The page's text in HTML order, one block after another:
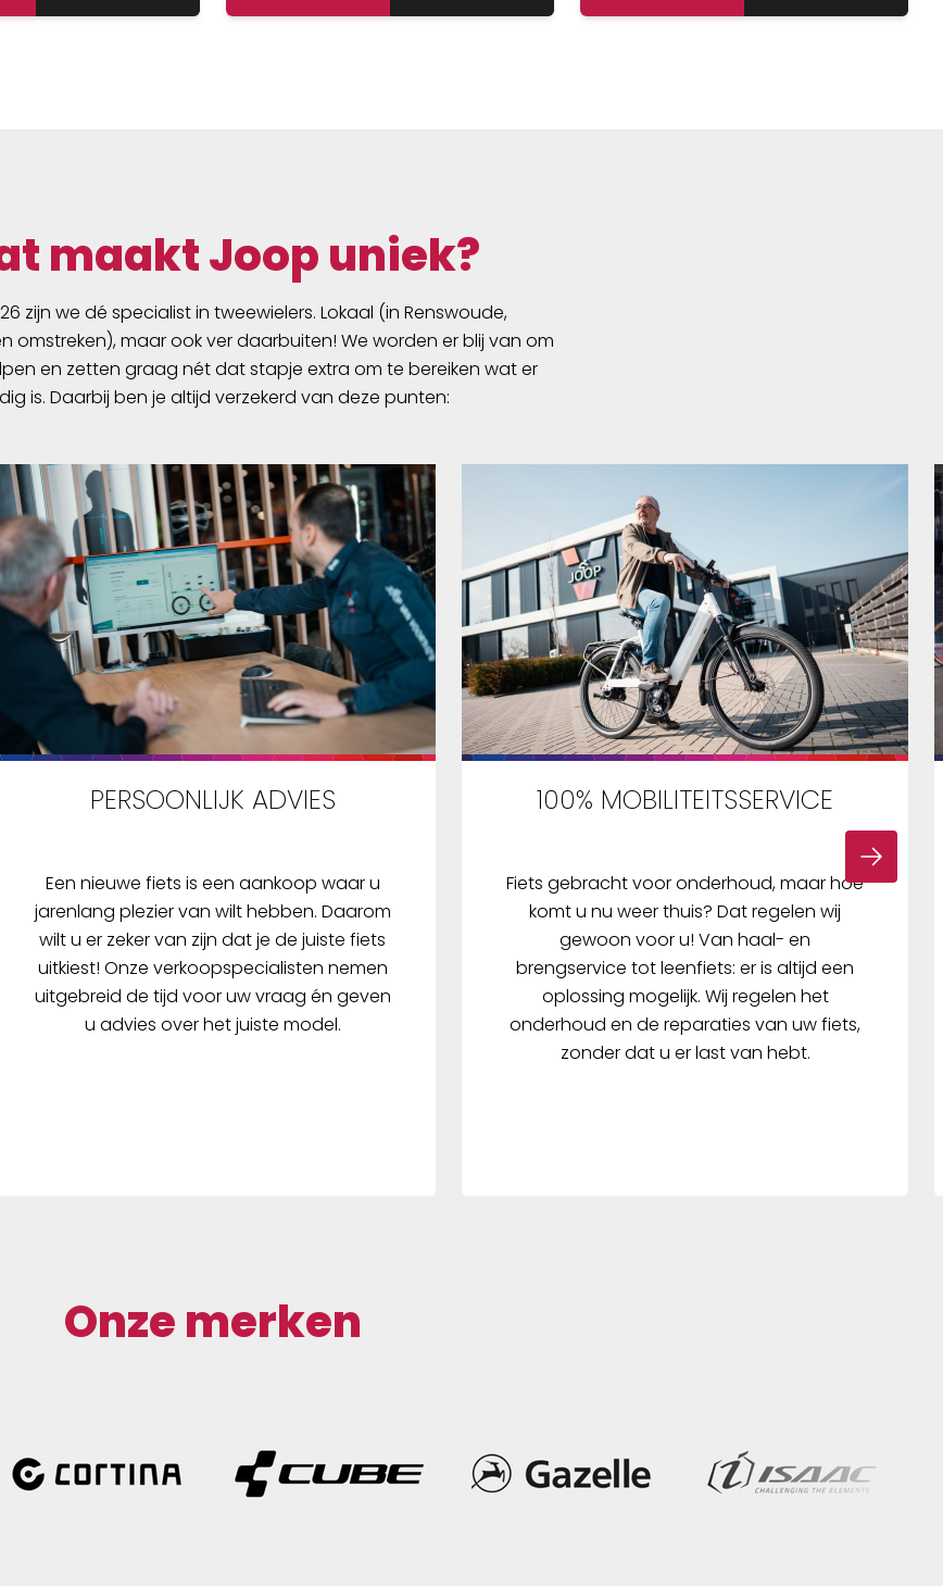
maakt Joop uniek?
zijn we dé specialist in tweewielers. Lokaal (in Renswoude,
omstreken), maar ook ver daarbuiten! We worden er blij van om
en zetten graag nét dat stapje extra om te bereiken wat er
is. Daarbij ben je altijd verzekerd van deze punten:
PERSOONLIJK ADVIES
Een nieuwe fiets is een aankoop waar u
jarenlang plezier van wilt hebben. Daarom
wilt u er zeker van zijn dat je de juiste fiets
uitkiest! Onze verkoopspecialisten nemen
uitgebreid de tijd voor uw vraag én geven
u advies over het juiste model.
100% MOBILITEITSSERVICE
Fiets gebracht voor onderhoud, maar hoe
komt u nu weer thuis? Dat regelen wij
gewoon voor u! Van haal- en
brengservice tot leenfiets: er is altijd een
oplossing mogelijk. Wij regelen het
onderhoud en de reparaties van uw fiets,
zonder dat u er last van hebt.
Onze merken